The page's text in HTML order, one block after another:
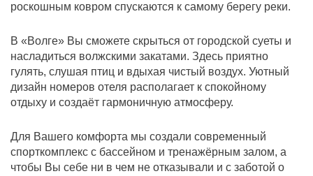
роскошным ковром спускаются к самому берегу реки.
В «Волге» Вы сможете скрыться от городской суеты и
насладиться волжскими закатами. Здесь приятно
гулять, слушая птиц и вдыхая чистый воздух. Уютный
дизайн номеров отеля располагает к спокойному
отдыху и создаёт гармоничную атмосферу.
Для Вашего комфорта мы создали современный
спорткомплекс с бассейном и тренажёрным залом, а
чтобы Вы себе ни в чем не отказывали и с заботой о